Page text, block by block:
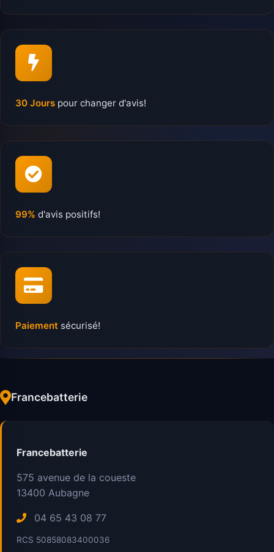
30 Jours pour changer d'avis!
99% d'avis positifs!
Paiement sécurisé!
Francebatterie
Francebatterie
575 avenue de la coueste
13400 Aubagne
04 65 43 08 77
RCS 50858083400036